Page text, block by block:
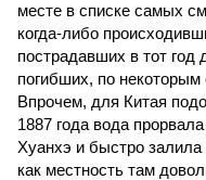
месте в списке самых
когда-либо
пострадавших в тот год
погибших, по
Впрочем, для Китая
1887 года вода
Хуанхэ и быстро
как местность там